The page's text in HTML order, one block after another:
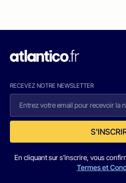
RECEVEZ NOTRE NEWSLETTER
En cliquant sur s'inscrire, vous
Termes et